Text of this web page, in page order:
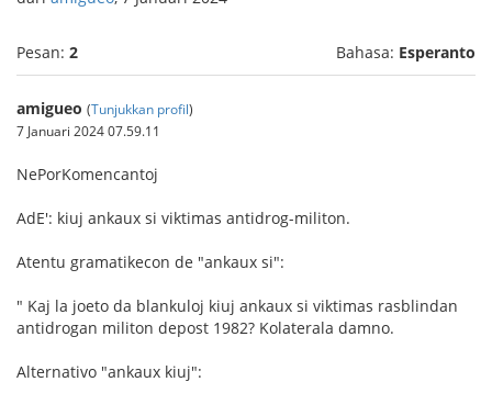
Pesan: 2 Bahasa: Esperanto
amigueo (Tunjukkan profil)
7 Januari 2024 07.59.11
NePorKomencantoj
AdE': kiuj ankaux si viktimas antidrog-militon.
Atentu gramatikecon de "ankaux si":
" Kaj la joeto da blankuloj kiuj ankaux si viktimas rasblindan
antidrogan militon depost 1982? Kolaterala damno.
Alternativo "ankaux kiuj":